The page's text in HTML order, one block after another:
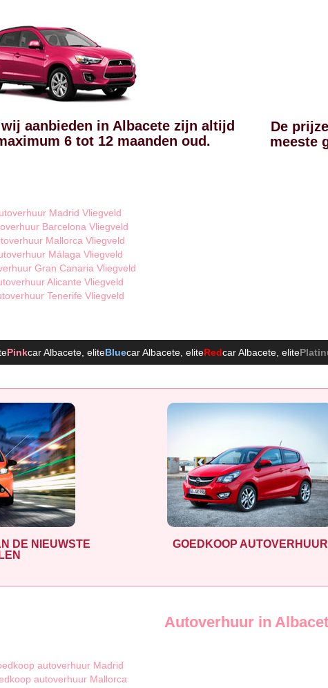
aanbieden in Albacete zijn altijd
6 tot 12 maanden oud.
De
meeste
Madrid Vliegveld
Barcelona Vliegveld
Mallorca Vliegveld
Málaga Vliegveld
Gran Canaria Vliegveld
Alicante Vliegveld
Tenerife Vliegveld
Pinkcar Albacete , eliteBluecar Albacete , eliteRedcar Albacete , elite
DE NIEUWSTE
GOEDKOOP AUTOVERHUUR
Autoverhuur in
autoverhuur Madrid
autoverhuur Mallorca